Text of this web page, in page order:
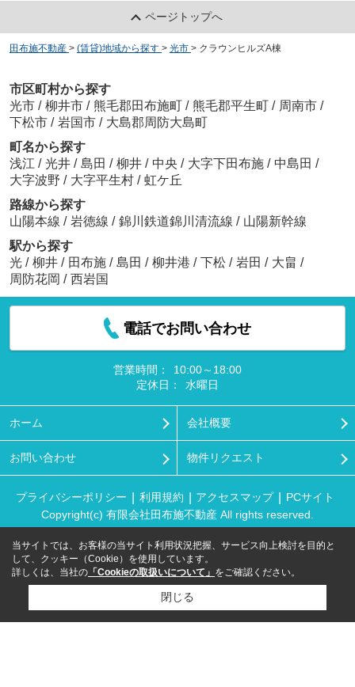
ページトップへ
田布施不動産 > (賃貸)地域から探す > 光市 > クラウンヒルズA棟
市区町村から探す
光市 / 柳井市 / 熊毛郡田布施町 / 熊毛郡平生町 / 周南市 /
下松市 / 岩国市 / 大島郡周防大島町
町名から探す
浅江 / 光井 / 島田 / 柳井 / 中央 / 大字下田布施 / 中島田 /
大字波野 / 大字平生村 / 虹ケ丘
路線から探す
山陽本線 / 岩徳線 / 錦川鉄道錦川清流線 / 山陽新幹線
駅から探す
光 / 柳井 / 田布施 / 島田 / 柳井港 / 下松 / 岩田 / 大畠 /
周防花岡 / 西岩国
電話でお問い合わせ
営業時間：
10:00～18:00
定休日：
水曜日
ホーム 会社概要
お問い合わせ 物件リクエスト
プライバシーポリシー 利用規約 アクセスマップ
PCサイト
Copyright(c) 有限会社田布施不動産 All rights reserved.
当サイトでは、お客様の当サイト利用状況把握、サービス向上検討を目的と
して、クッキー（Cookie）を使用しています。
詳しくは、当社の 「Cookieの取扱いについて」 をご確認ください。
閉じる